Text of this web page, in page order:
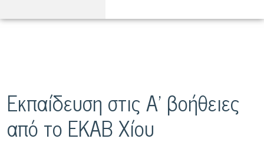
Εκπαίδευση στις Α’ βοήθειες
από το ΕΚΑΒ Χίου